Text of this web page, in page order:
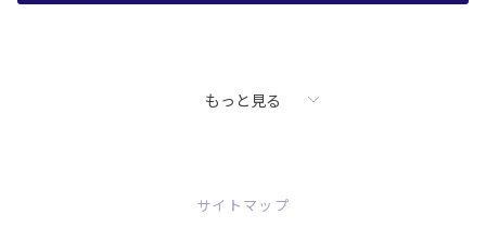
もっと見る
サイトマップ